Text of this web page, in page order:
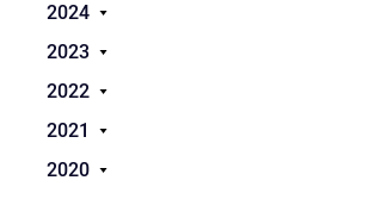
2024
2023
2022
2021
2020